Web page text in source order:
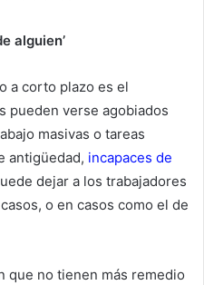
alguien’
a corto plazo es el
pueden verse agobiados
masivas o tareas
antigüedad, incapaces de
dejar a los trabajadores
o en casos como el de
que no tienen más remedio